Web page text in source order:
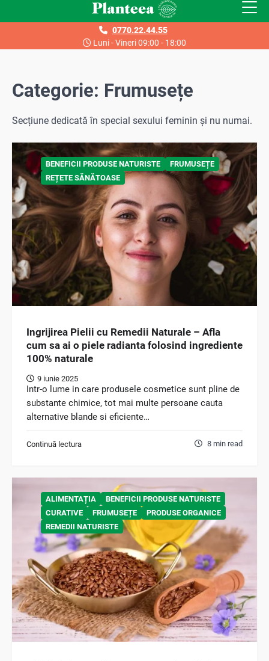
to
0770.22.44.55
Luni - Vineri 09:00 - 18:00
Categorie: Frumusețe
Secțiune dedicată în special sexului feminin și nu numai.
BENEFICII PRODUSE NATURISTE
FRUMUSEȚE
REȚETE SĂNĂTOASE
Ingrijirea Pielii cu Remedii Naturale – Afla
cum sa ai o piele radianta folosind ingrediente
100% naturale
9 iunie 2025
Intr-o lume in care produsele cosmetice sunt pline de
substante chimice, tot mai multe persoane cauta
alternative blande si eficiente…
Continuă lectura 8 min read
ALIMENTAȚIA
BENEFICII PRODUSE NATURISTE
CURATIVE
FRUMUSEȚE
PRODUSE ORGANICE
REMEDII NATURISTE